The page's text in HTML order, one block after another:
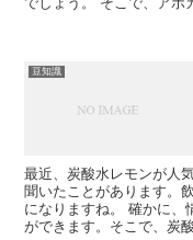
豆知識
最近、炭酸水レモンが人
聞いたことがあります。
になりますね。 確かに、
ができます。そこで、炭